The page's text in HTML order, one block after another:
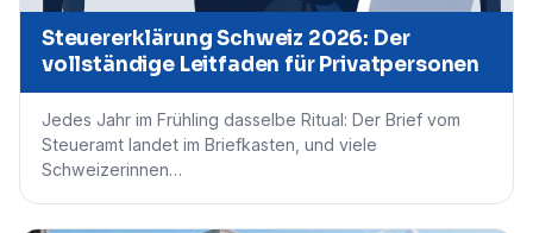
Steuererklärung Schweiz 2026: Der
vollständige Leitfaden für Privatpersonen
Jedes Jahr im Frühling dasselbe Ritual: Der Brief vom
Steueramt landet im Briefkasten, und viele
Schweizerinnen…